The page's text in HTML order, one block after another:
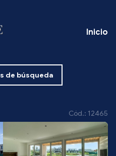
Inicio
de búsqueda
Cód.: 12465